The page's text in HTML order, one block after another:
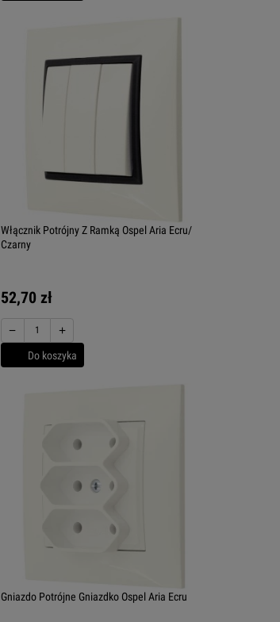
Włącznik Potrójny Z Ramką Ospel Aria Ecru/
Czarny
52,70 zł
− +
Do koszyka
Gniazdo Potrójne Gniazdko Ospel Aria Ecru